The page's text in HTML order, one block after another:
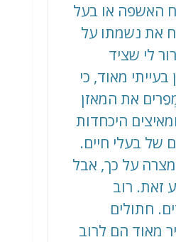
האשפה או בעל
את נשמתו על
לי שציד
בעייתי מאוד, כי
את המאזן
היכחדות
של בעלי חיים.
על כך, אבל
זאת. רוב
חתולים
מאוד הם לרוב